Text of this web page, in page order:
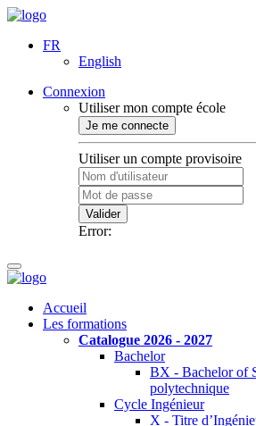
FR
English
Connexion
Utiliser mon compte école
Je me connecte
Utiliser un compte provisoire
Valider
Error:
Accueil
Les formations
Catalogue 2026 - 2027
Bachelor
BX - Bachelor of
polytechnique
Cycle Ingénieur
X - Titre